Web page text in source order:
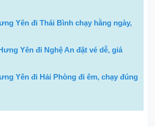
Yên đi Thái Bình chạy hằng ngày,
Yên đi Nghệ An đặt vé dễ, giá
Yên đi Hải Phòng đi êm, chạy đúng